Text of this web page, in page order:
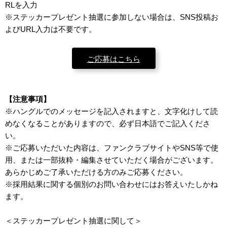
RLを入力
※ステッカープレゼント抽選に参加しない場合は、SNS投稿お
よびURL入力は不要です。
ご応募はこちら
【注意事項】
※ハングルでのメッセージを記入されますと、文字化けして読
めなくなることがありますので、必ず日本語でご記入くださ
い。
※ご応募いただいた内容は、ファンクラブサイトやSNS等で使
用、または一部抜粋・編集させていただく場合がございます。
あらかじめご了承いただける方のみご応募ください。
※採用結果に関する個別のお問い合わせにはお答えいたしかね
ます。
＜ステッカープレゼント抽選に関して＞